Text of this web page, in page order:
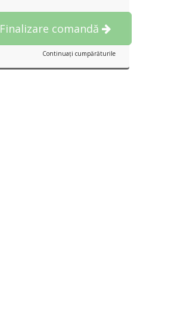
Finalizare comandă
Continuați cumpărăturile